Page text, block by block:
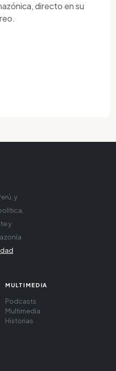
directo en su
y
y
MULTIMEDIA
Podcasts
Multimedia
Historias